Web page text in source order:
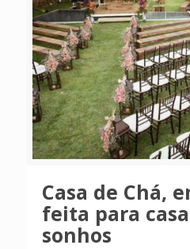
Casa de Chá,
feita para
sonhos